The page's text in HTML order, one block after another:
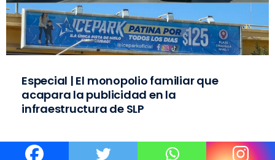
Especial | El monopolio familiar que
acapara la publicidad en la
infraestructura de SLP